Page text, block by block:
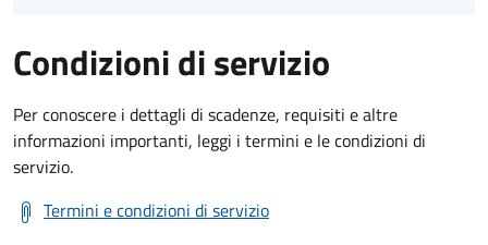
Condizioni di servizio
Per conoscere i dettagli di scadenze, requisiti e altre
informazioni importanti, leggi i termini e le condizioni di
servizio.
Termini e condizioni di servizio